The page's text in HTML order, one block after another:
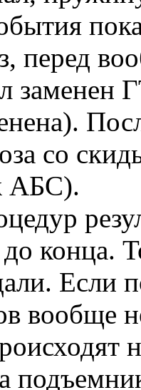
перед
заменен
со
АБС).
конца.
Если
вообще